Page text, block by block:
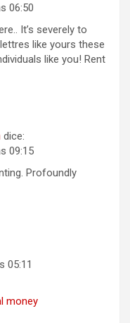
06:50
It’s severely to
like yours these
like you! Rent
dice:
09:15
Profoundly
05:11
money